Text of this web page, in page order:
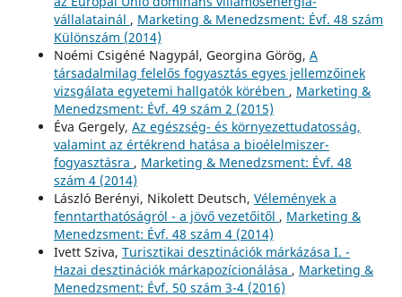
vállalatainál , Marketing & Menedzsment: Évf. 48 szám
Különszám (2014)
Noémi Csigéné Nagypál, Georgina Görög, A
társadalmilag felelős fogyasztás egyes jellemzőinek
vizsgálata egyetemi hallgatók körében , Marketing &
Menedzsment: Évf. 49 szám 2 (2015)
Éva Gergely, Az egészség- és környezettudatosság,
valamint az értékrend hatása a bioélelmiszer-
fogyasztásra , Marketing & Menedzsment: Évf. 48
szám 4 (2014)
László Berényi, Nikolett Deutsch, Vélemények a
fenntarthatóságról - a jövő vezetőitől , Marketing &
Menedzsment: Évf. 48 szám 4 (2014)
Ivett Sziva, Turisztikai desztinációk márkázása I. -
Hazai desztinációk márkapozícionálása , Marketing &
Menedzsment: Évf. 50 szám 3-4 (2016)